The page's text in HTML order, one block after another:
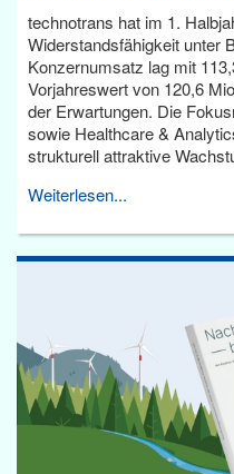
technotrans hat im 1.
Widerstandsfähigkeit unter
Konzernumsatz lag mit
Vorjahreswert von 120,6
der Erwartungen. Die
sowie Healthcare &
strukturell attraktive
Weiterlesen...